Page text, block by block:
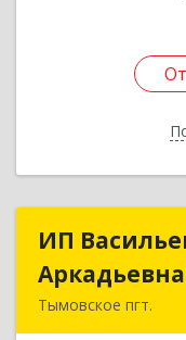
ИП
Аркадьевна
Тымовское пгт.